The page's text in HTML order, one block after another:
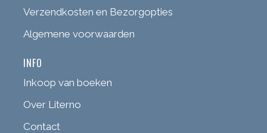
Verzendkosten en Bezorgopties
Algemene voorwaarden
INFO
Inkoop van boeken
Over Literno
Contact